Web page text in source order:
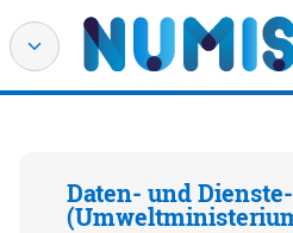
Daten- und